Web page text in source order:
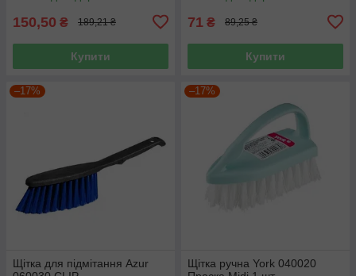
150,50 ₴ 189,21 ₴
Купити
71 ₴ 89,25 ₴
Купити
–17%
Щітка для підмітання Azur
–17%
Щітка ручна York 040020